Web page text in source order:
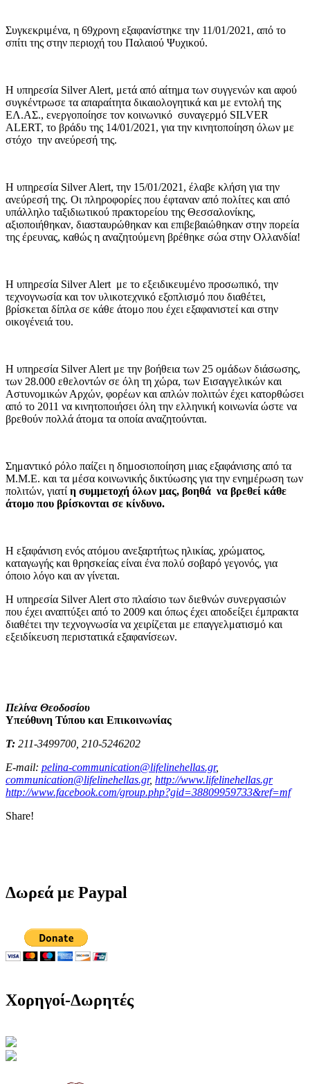
Συγκεκριμένα, η 69χρονη εξαφανίστηκε την 11/01/2021, από το
σπίτι της στην περιοχή του Παλαιού Ψυχικού.
Η υπηρεσία Silver Alert, μετά από αίτημα των συγγενών και αφού
συγκέντρωσε τα απαραίτητα δικαιολογητικά και με εντολή της
ΕΛ.ΑΣ., ενεργοποίησε τον κοινωνικό συναγερμό SILVER
ALERT, το βράδυ της 14/01/2021, για την κινητοποίηση όλων με
στόχο την ανεύρεσή της.
Η υπηρεσία Silver Alert, την 15/01/2021, έλαβε κλήση για την
ανεύρεσή της. Οι πληροφορίες που έφταναν από πολίτες και από
υπάλληλο ταξιδιωτικού πρακτορείου της Θεσσαλονίκης,
αξιοποιήθηκαν, διασταυρώθηκαν και επιβεβαιώθηκαν στην πορεία
της έρευνας, καθώς η αναζητούμενη βρέθηκε σώα στην Ολλανδία!
Η υπηρεσία Silver Alert με το εξειδικευμένο προσωπικό, την
τεχνογνωσία και τον υλικοτεχνικό εξοπλισμό που διαθέτει,
βρίσκεται δίπλα σε κάθε άτομο που έχει εξαφανιστεί και στην
οικογένειά του.
Η υπηρεσία Silver Alert με την βοήθεια των 25 ομάδων διάσωσης,
των 28.000 εθελοντών σε όλη τη χώρα, των Εισαγγελικών και
Αστυνομικών Αρχών, φορέων και απλών πολιτών έχει κατορθώσει
από το 2011 να κινητοποιήσει όλη την ελληνική κοινωνία ώστε να
βρεθούν πολλά άτομα τα οποία αναζητούνται.
Σημαντικό ρόλο παίζει η δημοσιοποίηση μιας εξαφάνισης από τα
Μ.Μ.Ε. και τα μέσα κοινωνικής δικτύωσης για την ενημέρωση των
πολιτών, γιατί η συμμετοχή όλων μας, βοηθά να βρεθεί κάθε
άτομο που βρίσκονται σε κίνδυνο.
Η εξαφάνιση ενός ατόμου ανεξαρτήτως ηλικίας, χρώματος,
καταγωγής και θρησκείας είναι ένα πολύ σοβαρό γεγονός, για
όποιο λόγο και αν γίνεται.
Η υπηρεσία Silver Alert στο πλαίσιο των διεθνών συνεργασιών
που έχει αναπτύξει από το 2009 και όπως έχει αποδείξει έμπρακτα
διαθέτει την τεχνογνωσία να χειρίζεται με επαγγελματισμό και
εξειδίκευση περιστατικά εξαφανίσεων.
Πελίνα Θεοδοσίου
Υπεύθυνη Τύπου και Επικοινωνίας
Τ: 211-3499700, 210-5246202
E-mail: pelina-communication@lifelinehellas.gr,
communication@lifelinehellas.gr, http://www.lifelinehellas.gr
http://www.facebook.com/group.php?gid=38809959733&ref=mf
Share!
Δωρεά με Paypal
Χορηγοί-Δωρητές